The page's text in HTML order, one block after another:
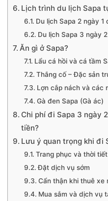
Lịch trình du lịch Sapa
Du lịch Sapa 2 ngày 1
Du lịch Sapa 3 ngày
Ăn gì ở Sapa?
Lẩu cá hồi và cá tầm
Thắng cố – Đặc sản
Lợn cắp nách và các
Gà đen Sapa (Gà ác)
Chi phí đi Sapa 3 ngày
tiền?
Lưu ý quan trọng khi đi
Trang phục và thời tiết
Đặt dịch vụ sớm
Cẩn thận khi thuê xe
Mua sắm và dịch vụ